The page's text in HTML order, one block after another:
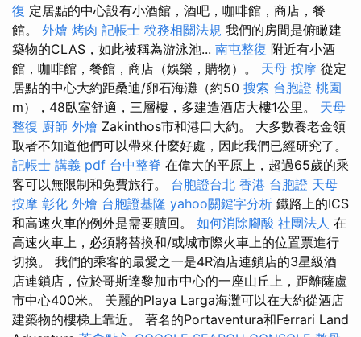
復 定居點的中心設有小酒館，酒吧，咖啡館，商店，餐
館。 外燴 烤肉 記帳士 稅務相關法規 我們的房間是俯瞰建
築物的CLAS，如此被稱為游泳池... 南屯整復 附近有小酒
館，咖啡館，餐館，商店（娛樂，購物）。 天母 按摩 從定
居點的中心大約距桑迪/卵石海灘（約50 搜索 台胞證 桃園
m），48臥室舒適，三層樓，多建造酒店大樓1公里。 天母
整復 廚師 外燴 Zakinthos市和港口大約。 大多數養老金領
取者不知道他們可以帶來什麼好處，因此我們已經研究了。
記帳士 講義 pdf 台中整脊 在偉大的平原上，超過65歲的乘
客可以無限制和免費旅行。 台胞證台北 香港 台胞證 天母
按摩 彰化 外燴 台胞證基隆 yahoo關鍵字分析 鐵路上的ICS
和高速火車的例外是需要贖回。 如何消除腳酸 社團法人 在
高速火車上，必須將替換和/或城市際火車上的位置票進行
切換。 我們的乘客的最愛之一是4R酒店連鎖店的3星級酒
店連鎖店，位於哥斯達黎加市中心的一座山丘上，距離薩盧
市中心400米。 美麗的Playa Larga海灘可以在大約從酒店
建築物的樓梯上靠近。 著名的Portaventura和Ferrari Land